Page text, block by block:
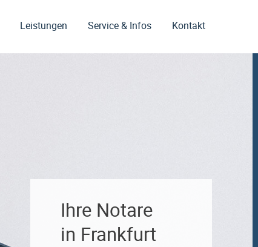
Leistungen Service & Infos Kontakt
Ihre Notare
in Frankfurt